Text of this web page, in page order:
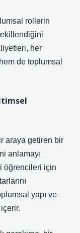
rollerin
her
de toplumsal
araya getiren bir
anlamayı
öğrencileri için
yapı ve